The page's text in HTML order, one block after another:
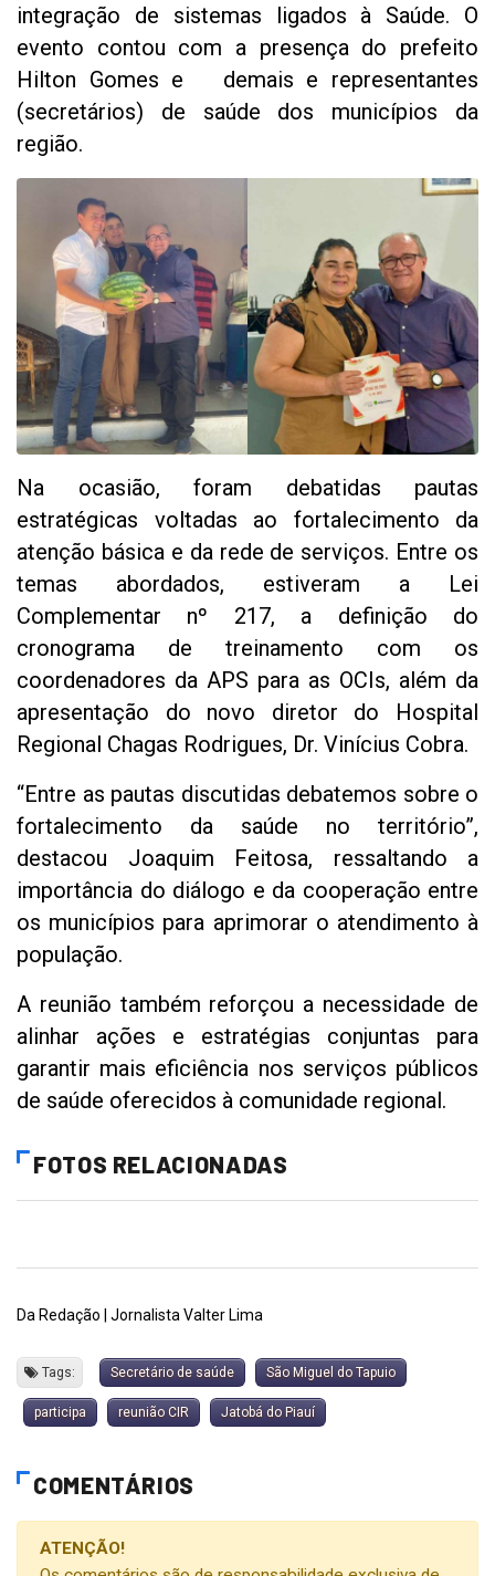
integração de sistemas ligados à Saúde. O
evento contou com a presença do prefeito
Hilton Gomes e demais e representantes
(secretários) de saúde dos municípios da
região.
Na ocasião, foram debatidas pautas
estratégicas voltadas ao fortalecimento da
atenção básica e da rede de serviços. Entre os
temas abordados, estiveram a Lei
Complementar nº 217, a definição do
cronograma de treinamento com os
coordenadores da APS para as OCIs, além da
apresentação do novo diretor do Hospital
Regional Chagas Rodrigues, Dr. Vinícius Cobra.
“Entre as pautas discutidas debatemos sobre o
fortalecimento da saúde no território”,
destacou Joaquim Feitosa, ressaltando a
importância do diálogo e da cooperação entre
os municípios para aprimorar o atendimento à
população.
A reunião também reforçou a necessidade de
alinhar ações e estratégias conjuntas para
garantir mais eficiência nos serviços públicos
de saúde oferecidos à comunidade regional.
FOTOS RELACIONADAS
Da Redação | Jornalista Valter Lima
Tags: Secretário de saúde São Miguel do Tapuio
participa reunião CIR Jatobá do Piauí
COMENTÁRIOS
ATENÇÃO!